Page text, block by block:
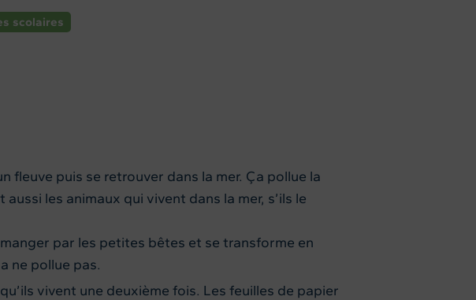
scolaires
fleuve puis se retrouver dans la mer. Ça pollue la
les animaux qui vivent dans la mer, s’ils le
par les petites bêtes et se transforme en
ne pollue pas.
vivent une deuxième fois. Les feuilles de papier